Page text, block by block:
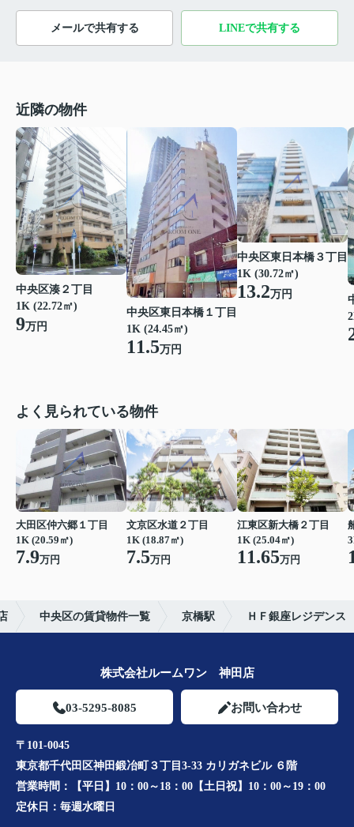
メールで共有する LINEで共有する
近隣の物件
中央区湊２丁目
1K (22.72㎡)
9万円
中央区東日本橋１丁目
1K (24.45㎡)
11.5万円
中央区東日本橋３丁目
1K (30.72㎡)
13.2万円
よく見られている物件
大田区仲六郷１丁目
1K (20.59㎡)
7.9万円
文京区水道２丁目
1K (18.87㎡)
7.5万円
江東区新大橋２丁目
1K (25.04㎡)
11.65万円
中央区の賃貸物件一覧 京橋駅 ＨＦ銀座レジデンス
株式会社ルームワン 神田店
03-5295-8085 お問い合わせ
〒101-0045
東京都千代田区神田鍛冶町３丁目3-33 カリガネビル ６階
営業時間：
【平日】10：00～18：00【土日祝】10：00～19：00
定休日： 毎週水曜日